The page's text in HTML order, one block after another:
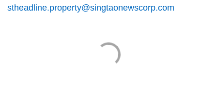
stheadline.property@singtaonewscorp.com